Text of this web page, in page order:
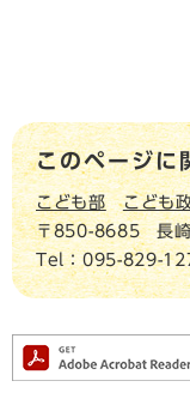
このページに
こども部 こども
〒850-8685
長
Tel：095-829-